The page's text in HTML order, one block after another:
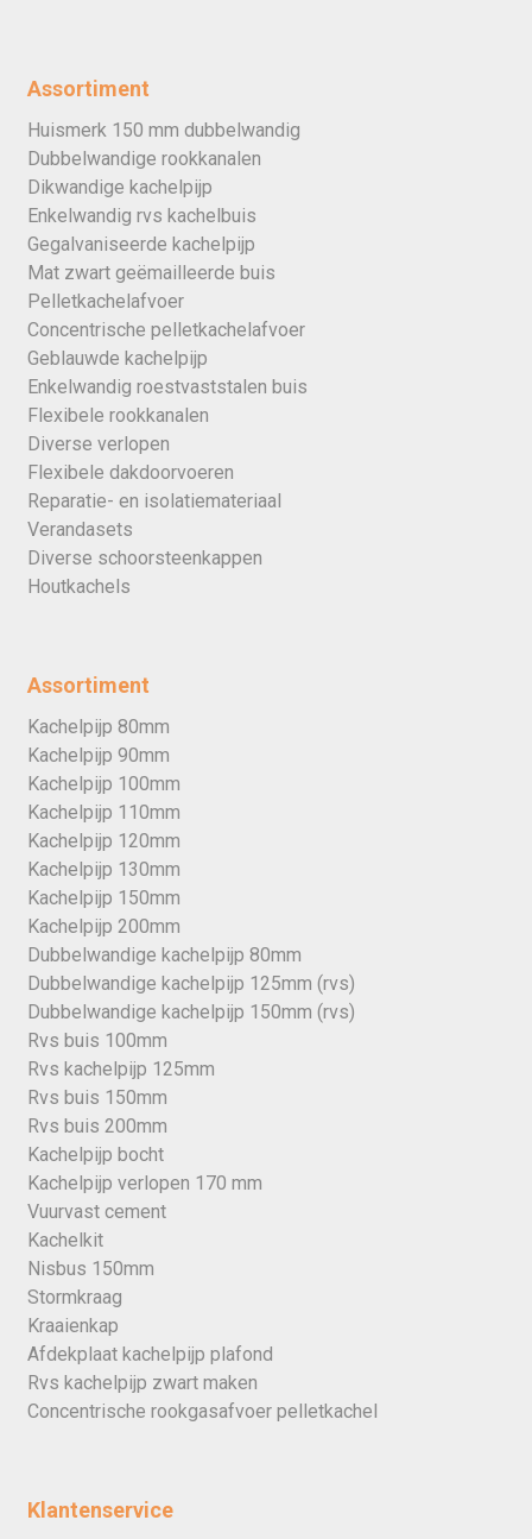
Assortiment
Huismerk 150 mm dubbelwandig
Dubbelwandige rookkanalen
Dikwandige kachelpijp
Enkelwandig rvs kachelbuis
Gegalvaniseerde kachelpijp
Mat zwart geëmailleerde buis
Pelletkachelafvoer
Concentrische pelletkachelafvoer
Geblauwde kachelpijp
Enkelwandig roestvaststalen buis
Flexibele rookkanalen
Diverse verlopen
Flexibele dakdoorvoeren
Reparatie- en isolatiemateriaal
Verandasets
Diverse schoorsteenkappen
Houtkachels
Assortiment
Kachelpijp 80mm
Kachelpijp 90mm
Kachelpijp 100mm
Kachelpijp 110mm
Kachelpijp 120mm
Kachelpijp 130mm
Kachelpijp 150mm
Kachelpijp 200mm
Dubbelwandige kachelpijp 80mm
Dubbelwandige kachelpijp 125mm (rvs)
Dubbelwandige kachelpijp 150mm (rvs)
Rvs buis 100mm
Rvs kachelpijp 125mm
Rvs buis 150mm
Rvs buis 200mm
Kachelpijp bocht
Kachelpijp verlopen 170 mm
Vuurvast cement
Kachelkit
Nisbus 150mm
Stormkraag
Kraaienkap
Afdekplaat kachelpijp plafond
Rvs kachelpijp zwart maken
Concentrische rookgasafvoer pelletkachel
Klantenservice